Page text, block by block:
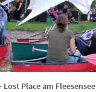
Place am Fleesensee